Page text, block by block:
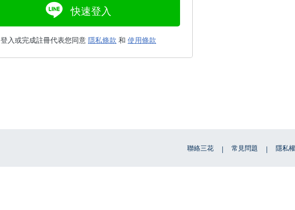
快速登入
登入或完成註冊代表您同意 隱私條款 和 使用條款
聯絡三花 常見問題 隱私